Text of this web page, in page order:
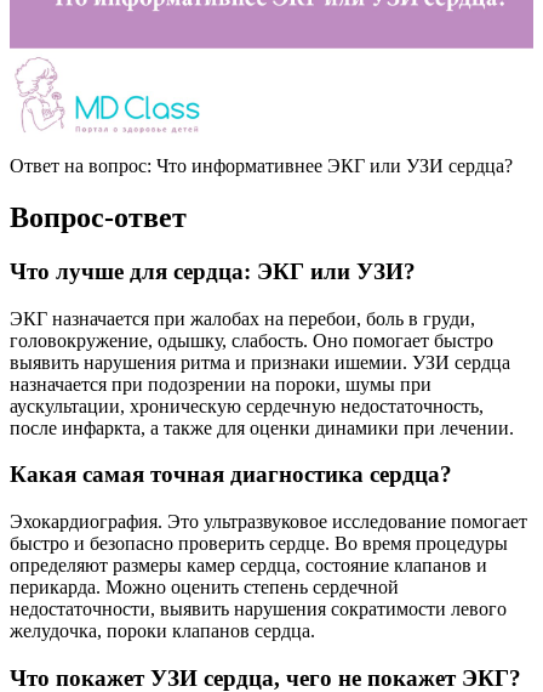
Ответ на вопрос: Что информативнее ЭКГ или УЗИ сердца?
Вопрос-ответ
Что лучше для сердца: ЭКГ или УЗИ?
ЭКГ назначается при жалобах на перебои, боль в груди,
головокружение, одышку, слабость. Оно помогает быстро
выявить нарушения ритма и признаки ишемии. УЗИ сердца
назначается при подозрении на пороки, шумы при
аускультации, хроническую сердечную недостаточность,
после инфаркта, а также для оценки динамики при лечении.
Какая самая точная диагностика сердца?
Эхокардиография. Это ультразвуковое исследование помогает
быстро и безопасно проверить сердце. Во время процедуры
определяют размеры камер сердца, состояние клапанов и
перикарда. Можно оценить степень сердечной
недостаточности, выявить нарушения сократимости левого
желудочка, пороки клапанов сердца.
Что покажет УЗИ сердца, чего не покажет ЭКГ?